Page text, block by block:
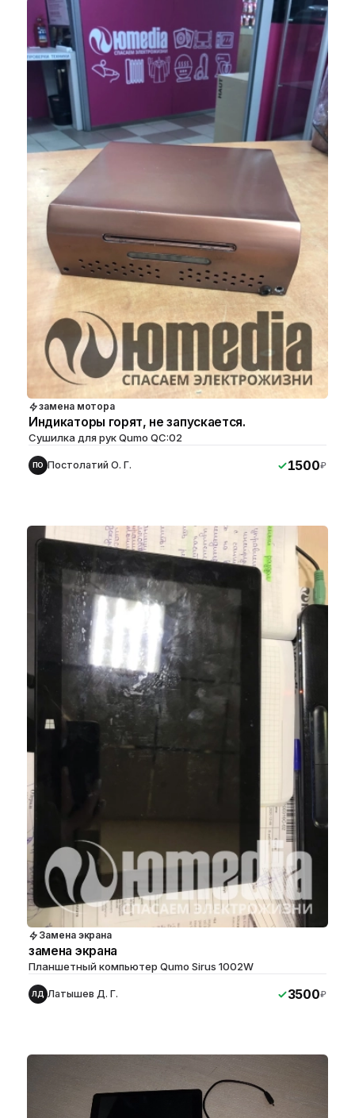
замена мотора
Индикаторы горят, не запускается.
Сушилка для рук Qumo QC:02
ПО Постолатий О. Г. 1500₽
Замена экрана
замена экрана
Планшетный компьютер Qumo Sirus 1002W
ЛД Латышев Д. Г. 3500₽